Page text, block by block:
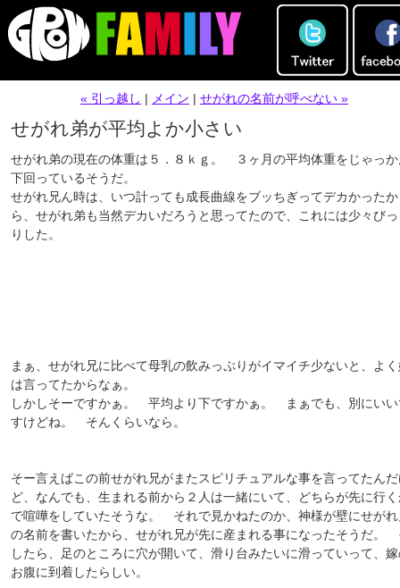
« 引っ越し | メイン | せがれの名前が呼べない »
せがれ弟が平均よか小さい
せがれ弟の現在の体重は５．８ｋｇ。 ３ヶ月の平均体重をじゃっ
下回っているそうだ。
せがれ兄ん時は、いつ計っても成長曲線をブッちぎってデカかったか
ら、せがれ弟も当然デカいだろうと思ってたので、これには少々び
りした。
まぁ、せがれ兄に比べて母乳の飲みっぷりがイマイチ少ないと、よ
は言ってたからなぁ。
しかしそーですかぁ。 平均より下ですかぁ。 まぁでも、別にい
すけどね。 そんくらいなら。
そー言えばこの前せがれ兄がまたスピリチュアルな事を言ってたん
ど、なんでも、生まれる前から２人は一緒にいて、どちらが先に行
で喧嘩をしていたそうな。 それで見かねたのか、神様が壁にせが
の名前を書いたから、せがれ兄が先に産まれる事になったそうだ。
したら、足のところに穴が開いて、滑り台みたいに滑っていって、
お腹に到着したらしい。